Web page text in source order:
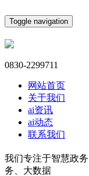
Toggle navigation
0830-2299711
网站首页
关于我们
ai资讯
ai动态
联系我们
我们专注于智慧政
务、大数据